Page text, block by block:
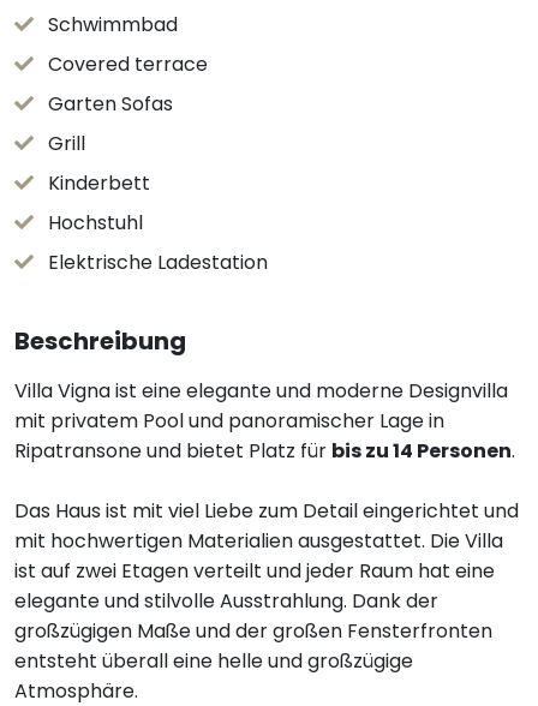
Schwimmbad
Covered terrace
Garten Sofas
Grill
Kinderbett
Hochstuhl
Elektrische Ladestation
Beschreibung
Villa Vigna ist eine elegante und moderne Designvilla
mit privatem Pool und panoramischer Lage in
Ripatransone und bietet Platz für bis zu 14 Personen.
Das Haus ist mit viel Liebe zum Detail eingerichtet und
mit hochwertigen Materialien ausgestattet. Die Villa
ist auf zwei Etagen verteilt und jeder Raum hat eine
elegante und stilvolle Ausstrahlung. Dank der
großzügigen Maße und der großen Fensterfronten
entsteht überall eine helle und großzügige
Atmosphäre.